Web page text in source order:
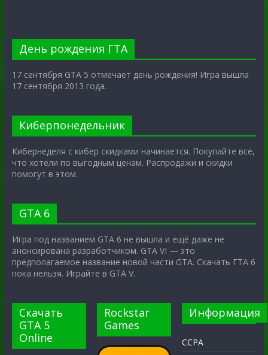
День рождения ГТА
17 сентября GTA 5 отмечает день рождения! Игра вышла
17 сентября 2013 года.
Киберпонедельник
Кибернеделя с кибер скидками начинается. Покупайте всё,
что хотели по выгодным ценам. Распродажи и скидки
помогут в этом.
GTA 6
Игра под названием GTA 6 не вышла и ещё даже не
анонсирована разработчиком. GTA VI — это
предполагаемое название новой части GTA. Скачать ГТА 6
пока нельзя. Играйте в GTA V.
Скачать
GTA 5
Online
Rockstar
Games
Информация
CCPA